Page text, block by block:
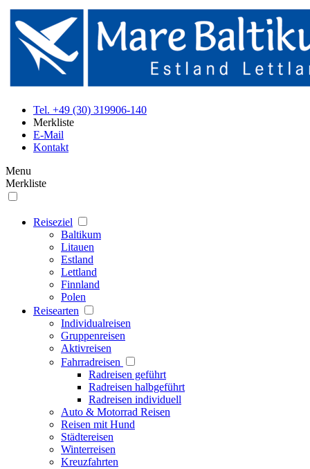
Tel. +49 (30) 319906-140
Merkliste
E-Mail
Kontakt
Menu
Merkliste
Reiseziel
Baltikum
Litauen
Estland
Lettland
Finnland
Polen
Reisearten
Individualreisen
Gruppenreisen
Aktivreisen
Fahrradreisen
Radreisen geführt
Radreisen halbgeführt
Radreisen individuell
Auto & Motorrad Reisen
Reisen mit Hund
Städtereisen
Winterreisen
Kreuzfahrten